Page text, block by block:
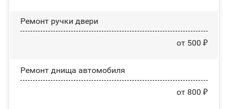
Ремонт ручки двери
от 500 ₽
Ремонт днища автомобиля
от 800 ₽